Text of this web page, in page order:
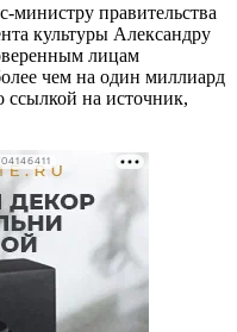
министру правительства
культуры Александру
лицам
чем на один миллиард
на источник,